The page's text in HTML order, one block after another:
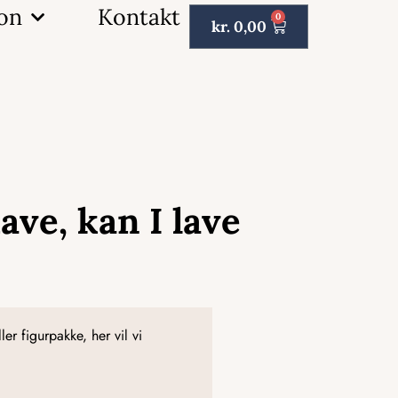
Kontakt kr. 0,00
0
kan I lave
figurpakke, her vil vi